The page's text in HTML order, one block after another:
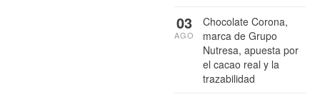
Chocolate Corona,
marca de Grupo
Nutresa, apuesta por
el cacao real y la
trazabilidad
03
AGO